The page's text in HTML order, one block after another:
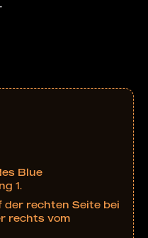
Blue
1.
der rechten Seite bei
rechts vom